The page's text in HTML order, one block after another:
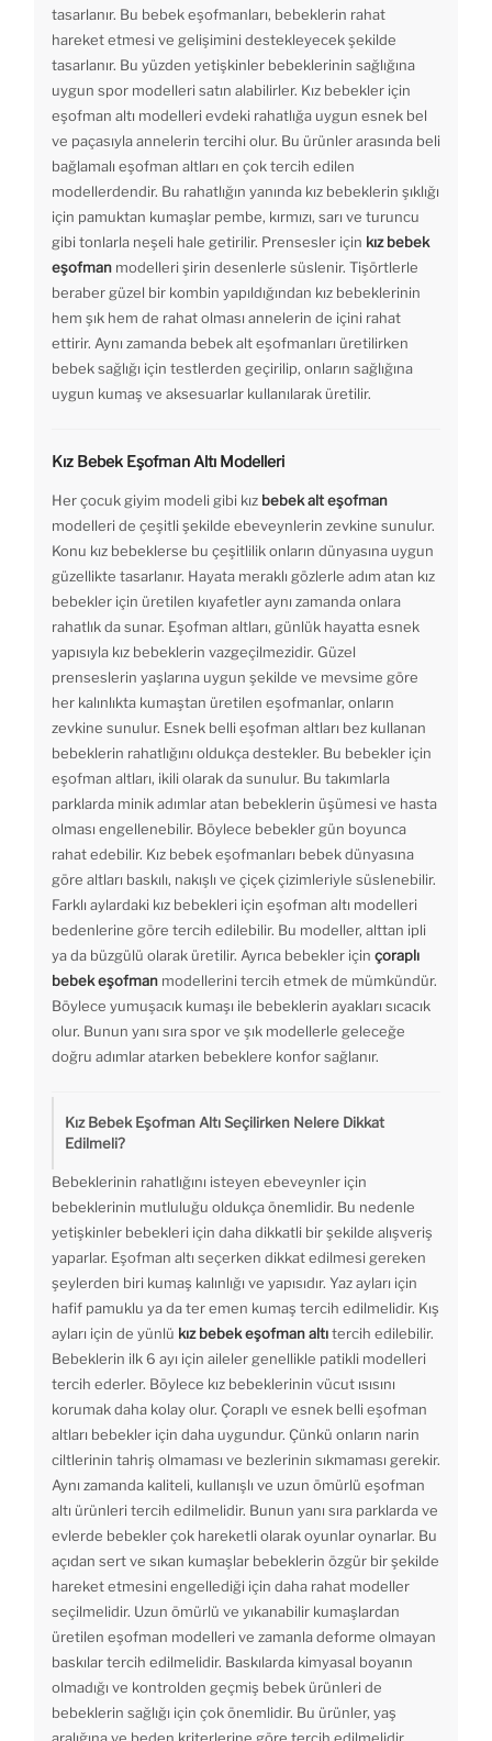
tasarlanır. Bu bebek eşofmanları, bebeklerin rahat
hareket etmesi ve gelişimini destekleyecek şekilde
tasarlanır. Bu yüzden yetişkinler bebeklerinin sağlığına
uygun spor modelleri satın alabilirler. Kız bebekler için
eşofman altı modelleri evdeki rahatlığa uygun esnek bel
ve paçasıyla annelerin tercihi olur. Bu ürünler arasında beli
bağlamalı eşofman altları en çok tercih edilen
modellerdendir. Bu rahatlığın yanında kız bebeklerin şıklığı
için pamuktan kumaşlar pembe, kırmızı, sarı ve turuncu
gibi tonlarla neşeli hale getirilir. Prensesler için kız bebek
eşofman modelleri şirin desenlerle süslenir. Tişörtlerle
beraber güzel bir kombin yapıldığından kız bebeklerinin
hem şık hem de rahat olması annelerin de içini rahat
ettirir. Aynı zamanda bebek alt eşofmanları üretilirken
bebek sağlığı için testlerden geçirilip, onların sağlığına
uygun kumaş ve aksesuarlar kullanılarak üretilir.
Kız Bebek Eşofman Altı Modelleri
Her çocuk giyim modeli gibi kız bebek alt eşofman
modelleri de çeşitli şekilde ebeveynlerin zevkine sunulur.
Konu kız bebeklerse bu çeşitlilik onların dünyasına uygun
güzellikte tasarlanır. Hayata meraklı gözlerle adım atan kız
bebekler için üretilen kıyafetler aynı zamanda onlara
rahatlık da sunar. Eşofman altları, günlük hayatta esnek
yapısıyla kız bebeklerin vazgeçilmezidir. Güzel
prenseslerin yaşlarına uygun şekilde ve mevsime göre
her kalınlıkta kumaştan üretilen eşofmanlar, onların
zevkine sunulur. Esnek belli eşofman altları bez kullanan
bebeklerin rahatlığını oldukça destekler. Bu bebekler için
eşofman altları, ikili olarak da sunulur. Bu takımlarla
parklarda minik adımlar atan bebeklerin üşümesi ve hasta
olması engellenebilir. Böylece bebekler gün boyunca
rahat edebilir. Kız bebek eşofmanları bebek dünyasına
göre altları baskılı, nakışlı ve çiçek çizimleriyle süslenebilir.
Farklı aylardaki kız bebekleri için eşofman altı modelleri
bedenlerine göre tercih edilebilir. Bu modeller, alttan ipli
ya da büzgülü olarak üretilir. Ayrıca bebekler için çoraplı
bebek eşofman modellerini tercih etmek de mümkündür.
Böylece yumuşacık kumaşı ile bebeklerin ayakları sıcacık
olur. Bunun yanı sıra spor ve şık modellerle geleceğe
doğru adımlar atarken bebeklere konfor sağlanır.
Kız Bebek Eşofman Altı Seçilirken Nelere Dikkat
Edilmeli?
Bebeklerinin rahatlığını isteyen ebeveynler için
bebeklerinin mutluluğu oldukça önemlidir. Bu nedenle
yetişkinler bebekleri için daha dikkatli bir şekilde alışveriş
yaparlar. Eşofman altı seçerken dikkat edilmesi gereken
şeylerden biri kumaş kalınlığı ve yapısıdır. Yaz ayları için
hafif pamuklu ya da ter emen kumaş tercih edilmelidir. Kış
ayları için de yünlü kız bebek eşofman altıtercih edilebilir.
Bebeklerin ilk 6 ayı için aileler genellikle patikli modelleri
tercih ederler. Böylece kız bebeklerinin vücut ısısını
korumak daha kolay olur. Çoraplı ve esnek belli eşofman
altları bebekler için daha uygundur. Çünkü onların narin
ciltlerinin tahriş olmaması ve bezlerinin sıkmaması gerekir.
Aynı zamanda kaliteli, kullanışlı ve uzun ömürlü eşofman
altı ürünleri tercih edilmelidir. Bunun yanı sıra parklarda ve
evlerde bebekler çok hareketli olarak oyunlar oynarlar. Bu
açıdan sert ve sıkan kumaşlar bebeklerin özgür bir şekilde
hareket etmesini engellediği için daha rahat modeller
seçilmelidir. Uzun ömürlü ve yıkanabilir kumaşlardan
üretilen eşofman modelleri ve zamanla deforme olmayan
baskılar tercih edilmelidir. Baskılarda kimyasal boyanın
olmadığı ve kontrolden geçmiş bebek ürünleri de
bebeklerin sağlığı için çok önemlidir. Bu ürünler, yaş